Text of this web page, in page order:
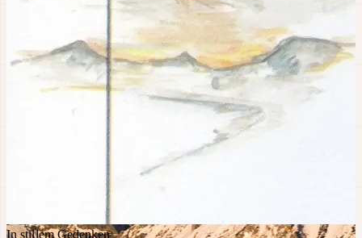
In stillem Gedenken